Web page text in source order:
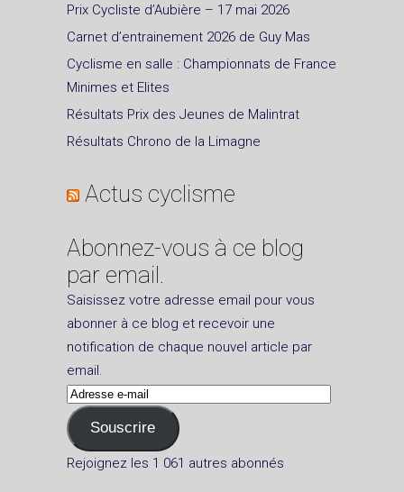
Prix Cycliste d’Aubière – 17 mai 2026
Carnet d’entrainement 2026 de Guy Mas
Cyclisme en salle : Championnats de France
Minimes et Elites
Résultats Prix des Jeunes de Malintrat
Résultats Chrono de la Limagne
Actus cyclisme
Abonnez-vous à ce blog
par email.
Saisissez votre adresse email pour vous
abonner à ce blog et recevoir une
notification de chaque nouvel article par
email.
Adresse
e-
mail
Souscrire
Rejoignez les 1 061 autres abonnés